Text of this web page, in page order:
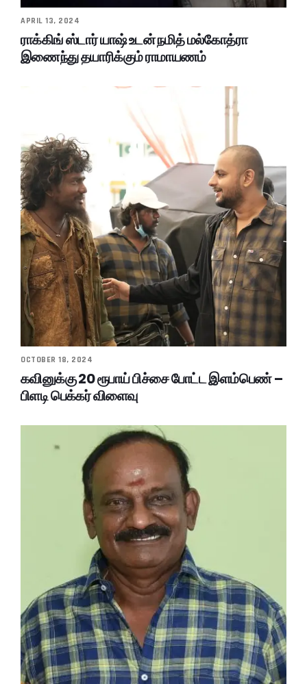
APRIL 13, 2024
ராக்கிங் ஸ்டார் யாஷ் உடன் நமித் மல்கோத்ரா
இணைந்து தயாரிக்கும் ராமாயணம்
OCTOBER 18, 2024
கவினுக்கு 20 ரூபாய் பிச்சை போட்ட இளம்பெண் –
பிளடி பெக்கர் விளைவு